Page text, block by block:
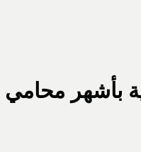
بأشهر محامي